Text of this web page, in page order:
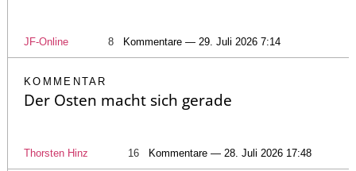
JF-Online 8 Kommentare — 29. Juli 2026 7:14
KOMMENTAR
Der Osten macht sich gerade
Thorsten Hinz 16 Kommentare — 28. Juli 2026 17:48